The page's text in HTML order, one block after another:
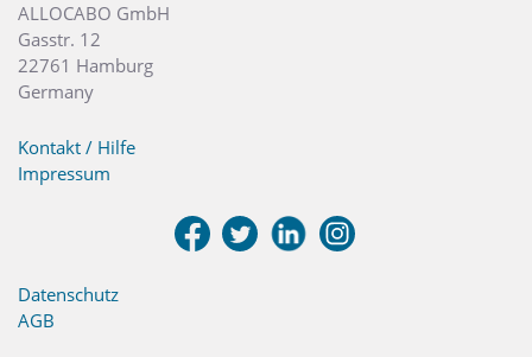
ALLOCABO GmbH
Gasstr. 12
22761 Hamburg
Germany
Kontakt / Hilfe
Impressum
Datenschutz
AGB